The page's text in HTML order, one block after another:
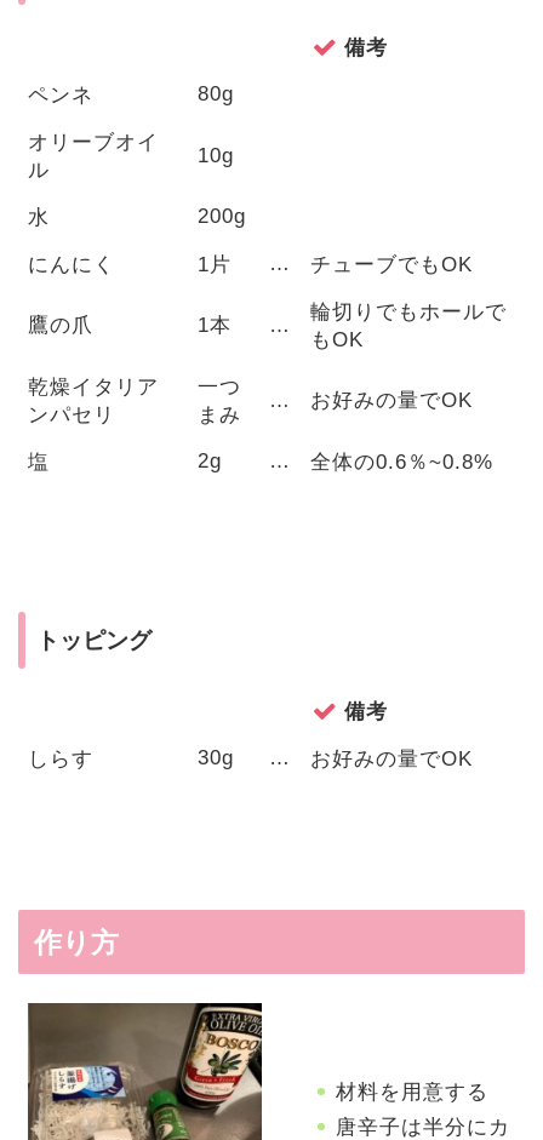
備考
ペンネ 80g
オリーブオイ
ル
10g
水 200g
にんにく 1片 … チューブでもOK
鷹の爪 1本 …
輪切りでもホールで
もOK
乾燥イタリア
ンパセリ
一つ
まみ
… お好みの量でOK
塩 2g … 全体の0.6％~0.8%
トッピング
備考
しらす 30g … お好みの量でOK
作り方
材料を用意する
唐辛子は半分にカ